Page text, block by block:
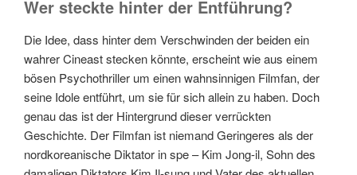
Wer steckte hinter der Entführung?
Die Idee, dass hinter dem Verschwinden der beiden ein
wahrer Cineast stecken könnte, erscheint wie aus einem
bösen Psychothriller um einen wahnsinnigen Filmfan, der
seine Idole entführt, um sie für sich allein zu haben. Doch
genau das ist der Hintergrund dieser verrückten
Geschichte. Der Filmfan ist niemand Geringeres als der
nordkoreanische Diktator in spe – Kim Jong-il, Sohn des